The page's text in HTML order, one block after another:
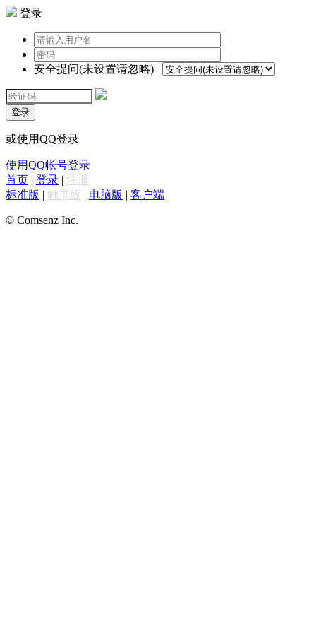
登录
安全提问(未设置请忽略)
登录
或使用QQ登录
使用QQ帐号登录
首页 | 登录 | 注册
标准版 | 触屏版 | 电脑版 | 客户端
© Comsenz Inc.